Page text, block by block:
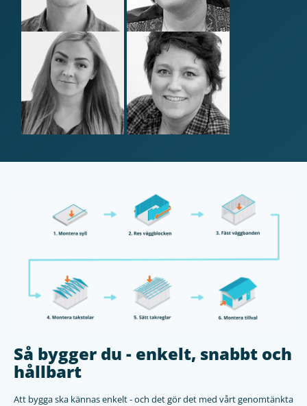
Så bygger du - enkelt, snabbt och
hållbart
Att bygga ska kännas enkelt - och det gör det med vårt genomtänkta